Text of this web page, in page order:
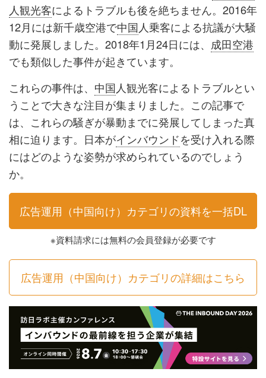
人観光客によるトラブルも後を絶ちません。2016年
12月には新千歳空港で中国人乗客による抗議が大騒
動に発展しました。2018年1月24日には、 成田空港
でも類似した事件が起きています。
これらの事件は、 中国人観光客によるトラブルとい
うことで大きな注目が集まりました。この記事で
は、これらの騒ぎが暴動までに発展してしまった真
相に迫ります。日本がインバウンドを受け入れる際
にはどのような姿勢が求められているのでしょう
か。
広告運用（中国向け）カテゴリの資料を一括DL
※資料請求には無料の会員登録が必要です
広告運用（中国向け）カテゴリの詳細はこちら